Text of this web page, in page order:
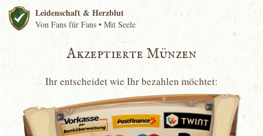
Leidenschaft & Herzblut
Von Fans für Fans • Mit Seele
Akzeptierte Münzen
Ihr entscheidet wie Ihr bezahlen möchtet: